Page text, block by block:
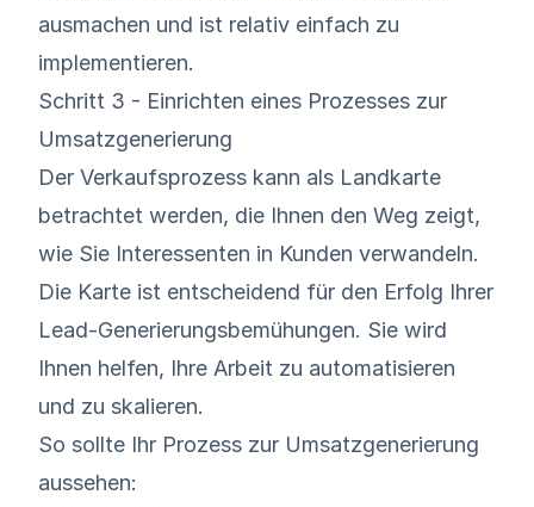
ausmachen und ist relativ einfach zu
implementieren.
Schritt 3 - Einrichten eines Prozesses zur
Umsatzgenerierung
Der Verkaufsprozess kann als Landkarte
betrachtet werden, die Ihnen den Weg zeigt,
wie Sie Interessenten in Kunden verwandeln.
Die Karte ist entscheidend für den Erfolg Ihrer
Lead-Generierungsbemühungen. Sie wird
Ihnen helfen, Ihre Arbeit zu automatisieren
und zu skalieren.
So sollte Ihr Prozess zur Umsatzgenerierung
aussehen: